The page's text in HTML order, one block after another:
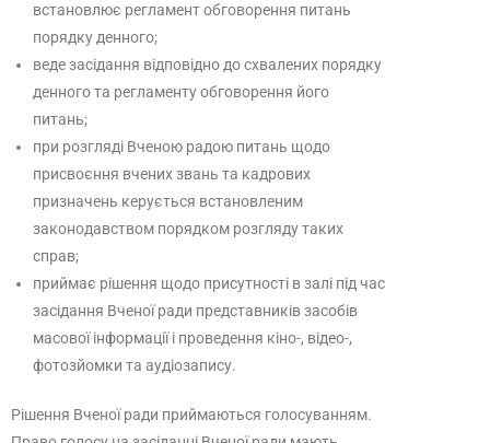
встановлює регламент обговорення питань
порядку денного;
веде засідання відповідно до схвалених порядку
денного та регламенту обговорення його
питань;
при розгляді Вченою радою питань щодо
присвоєння вчених звань та кадрових
призначень керується встановленим
законодавством порядком розгляду таких
справ;
приймає рішення щодо присутності в залі під час
засідання Вченої ради представників засобів
масової інформації і проведення кіно-, відео-,
фотозйомки та аудіозапису.
Рішення Вченої ради приймаються голосуванням.